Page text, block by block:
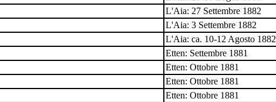
L'Aia: 27 Settembre 1882
L'Aia: 3 Settembre 1882
L'Aia: ca. 10-12 Agosto 1882
Etten: Settembre 1881
Etten: Ottobre 1881
Etten: Ottobre 1881
Etten: Ottobre 1881